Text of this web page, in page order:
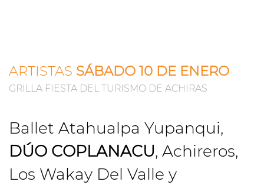
ARTISTAS SÁBADO 10 DE ENERO
GRILLA FIESTA DEL TURISMO DE ACHIRAS
Ballet Atahualpa Yupanqui,
DÚO COPLANACU, Achireros,
Los Wakay Del Valle y